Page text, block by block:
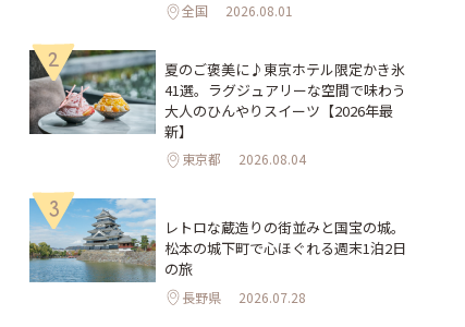
全国 2026.08.01
2
夏のご褒美に♪東京ホテル限定かき氷
41選。ラグジュアリーな空間で味わう
大人のひんやりスイーツ【2026年最
新】
東京都 2026.08.04
3
レトロな蔵造りの街並みと国宝の城。
松本の城下町で心ほぐれる週末1泊2日
の旅
長野県 2026.07.28